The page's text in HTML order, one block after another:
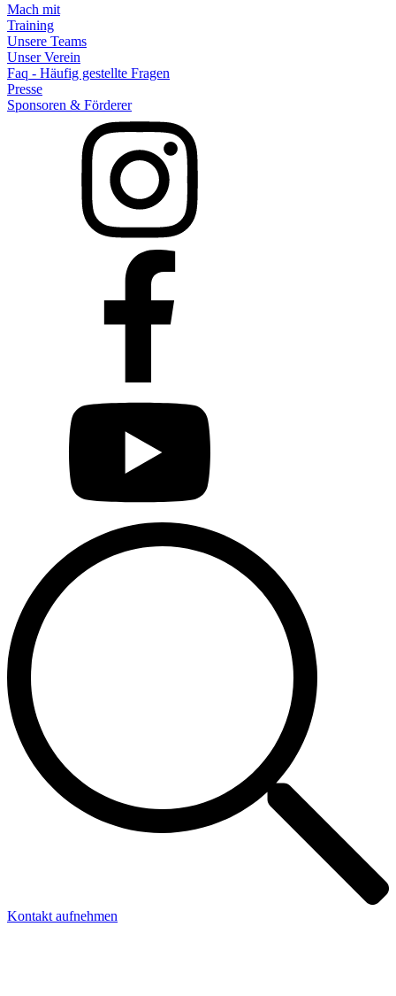
Mach mit
Training
Unsere Teams
Unser Verein
Faq - Häufig gestellte Fragen
Presse
Sponsoren & Förderer
Kontakt aufnehmen